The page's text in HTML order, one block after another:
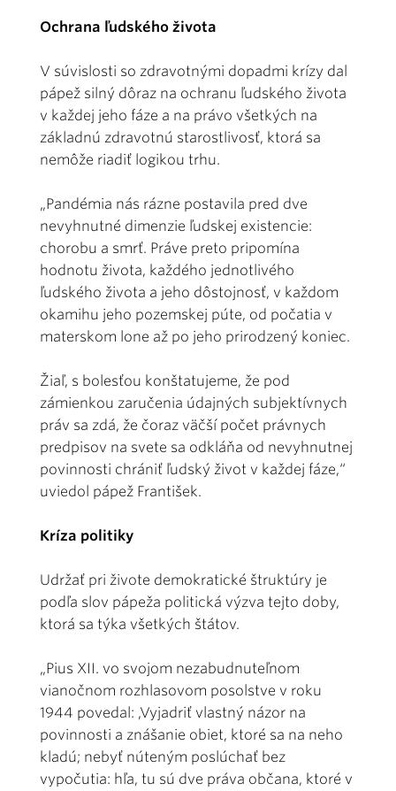
Ochrana ľudského života
V súvislosti so zdravotnými dopadmi krízy dal
pápež silný dôraz na ochranu ľudského života
v každej jeho fáze a na právo všetkých na
základnú zdravotnú starostlivosť, ktorá sa
nemôže riadiť logikou trhu.
„Pandémia nás rázne postavila pred dve
nevyhnutné dimenzie ľudskej existencie:
chorobu a smrť. Práve preto pripomína
hodnotu života, každého jednotlivého
ľudského života a jeho dôstojnosť, v každom
okamihu jeho pozemskej púte, od počatia v
materskom lone až po jeho prirodzený koniec.
Žiaľ, s bolesťou konštatujeme, že pod
zámienkou zaručenia údajných subjektívnych
práv sa zdá, že čoraz väčší počet právnych
predpisov na svete sa odkláňa od nevyhnutnej
povinnosti chrániť ľudský život v každej fáze,“
uviedol pápež František.
Kríza politiky
Udržať pri živote demokratické štruktúry je
podľa slov pápeža politická výzva tejto doby,
ktorá sa týka všetkých štátov.
„Pius XII. vo svojom nezabudnuteľnom
vianočnom rozhlasovom posolstve v roku
1944 povedal: ‚Vyjadriť vlastný názor na
povinnosti a znášanie obiet, ktoré sa na neho
kladú; nebyť núteným poslúchať bez
vypočutia: hľa, tu sú dve práva občana, ktoré v